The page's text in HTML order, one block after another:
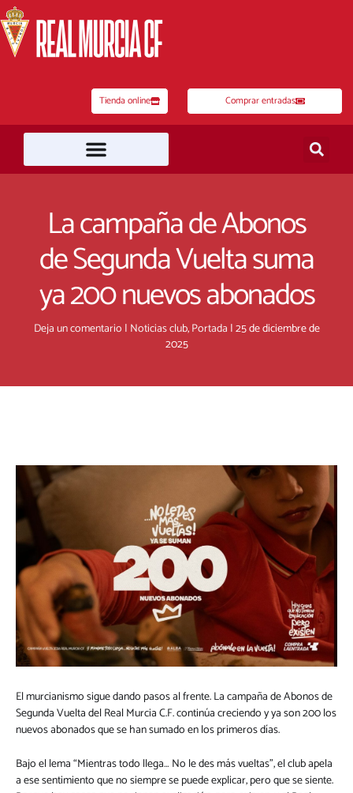
al
contenido
Tienda online Comprar entradas
La campaña de Abonos
de Segunda Vuelta suma
ya 200 nuevos abonados
Deja un comentario | Noticias club,Portada |25 de diciembre de
2025
El murcianismo sigue dando pasos al frente. La campaña de Abonos de
Segunda Vuelta del Real Murcia C.F. continúa creciendo y ya son 200 los
nuevos abonados que se han sumado en los primeros días.
Bajo el lema “Mientras todo llega… No le des más vueltas”, el club apela
a ese sentimiento que no siempre se puede explicar, pero que se siente.